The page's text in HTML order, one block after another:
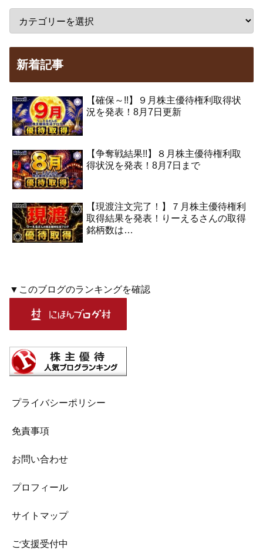
新着記事
【確保～!!】９月株主優待権利取得状
況を発表！8月7日更新
【争奪戦結果!!】８月株主優待権利取
得状況を発表！8月7日まで
【現渡注文完了！】７月株主優待権利
取得結果を発表！りーえるさんの取得
銘柄数は…
▼このブログのランキングを確認
プライバシーポリシー
免責事項
お問い合わせ
プロフィール
サイトマップ
ご支援受付中